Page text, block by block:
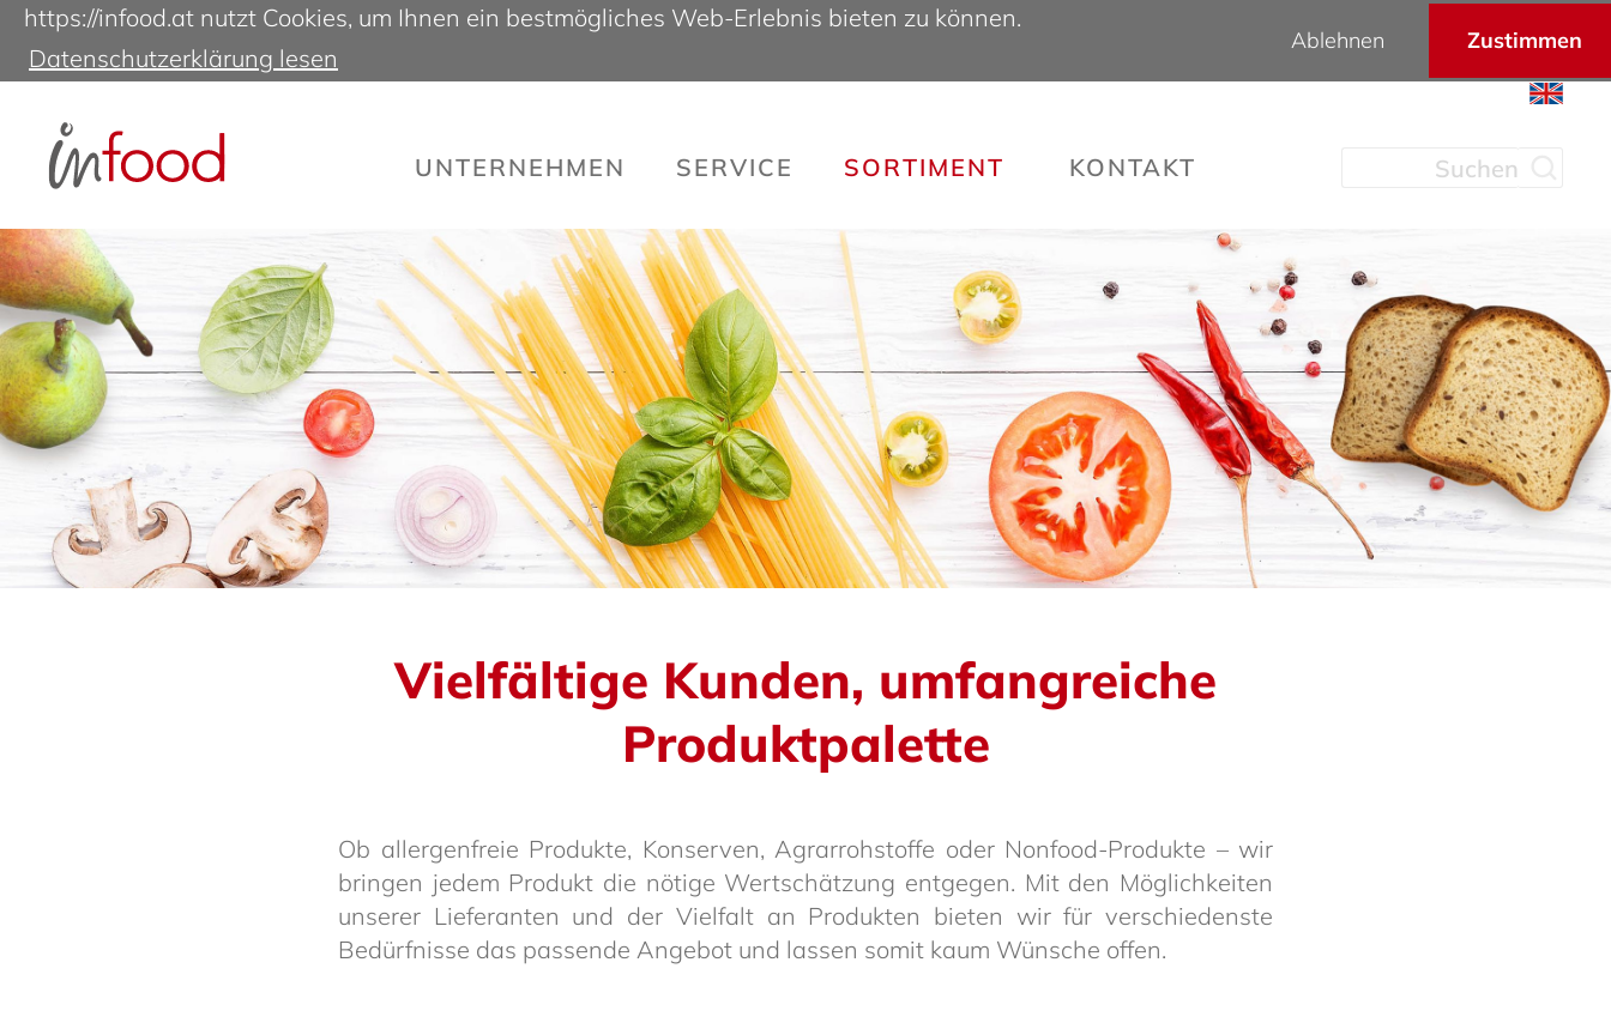
https://infood.at nutzt Cookies, um Ihnen ein bestmögliches Web-Erlebnis bieten zu können.
Datenschutzerklärung lesen
Ablehnen Zustimmen
UNTER­NEHMEN SERVICE SORTI­MENT KONTAKT
Viel­fäl­tige Kunden, umfang­reiche
Produkt­pa­lette
Ob aller­gen­freie Produkte, Konserven, Agrar­roh­stoffe oder Nonfood-Produkte – wir
bringen jedem Produkt die nötige Wert­schät­zung entgegen. Mit den Möglich­keiten
unserer Liefe­ranten und der Viel­falt an Produkten bieten wir für verschie­denste
Bedürf­nisse das passende Angebot und lassen somit kaum Wünsche offen.